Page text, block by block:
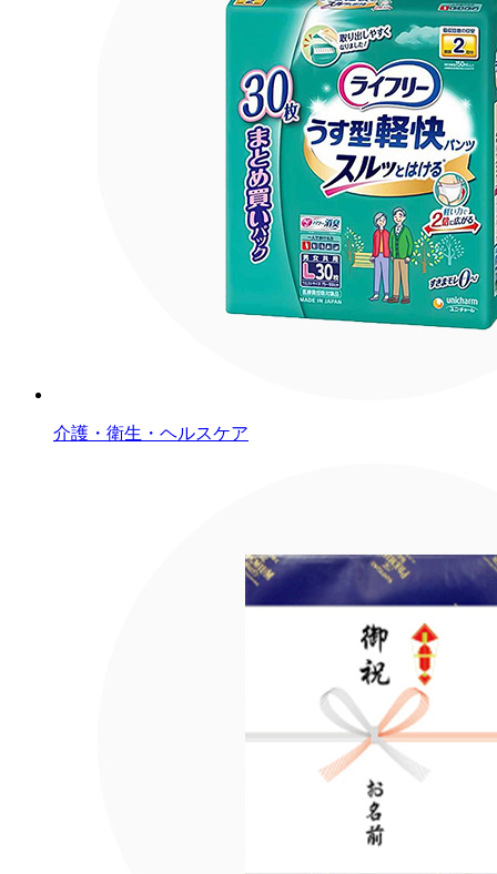
介護・衛生・ヘルスケア